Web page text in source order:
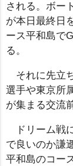
される。ボー
が本日最終日
ース平和島で
る。
それに先立
選手や東京所
が集まる交流
ドリーム戦
で良いのか謙
平和島のコー